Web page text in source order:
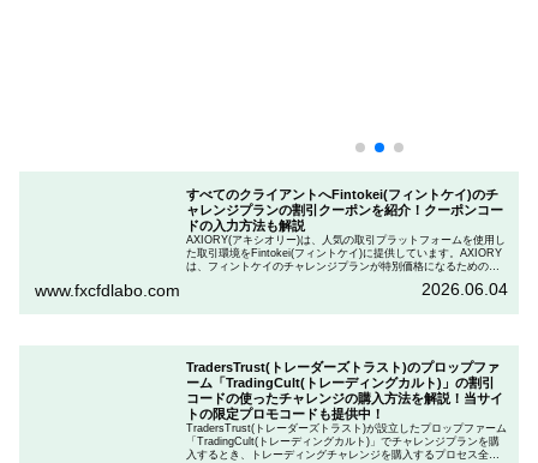
すべてのクライアントへFintokei(フィントケイ)のチ
ャレンジプランの割引クーポンを紹介！クーポンコー
ドの入力方法も解説
AXIORY(アキシオリー)は、人気の取引プラットフォームを使用し
た取引環境をFintokei(フィントケイ)に提供しています。AXIORY
は、フィントケイのチャレンジプランが特別価格になるためのク
ランを申し込むときのクーポンコードを入力して割引にする方法
www.fxcfdlabo.com 2026.06.04
TradersTrust(トレーダーズトラスト)のプロップファ
ーム「TradingCult(トレーディングカルト)」の割引
コードの使ったチャレンジの購入方法を解説！当サイ
トの限定プロモコードも提供中！
TradersTrust(トレーダーズトラスト)が設立したプロップファーム
「TradingCult(トレーディングカルト)」でチャレンジプランを購
入するとき、トレーディングチャレンジを購入するプロセス全体